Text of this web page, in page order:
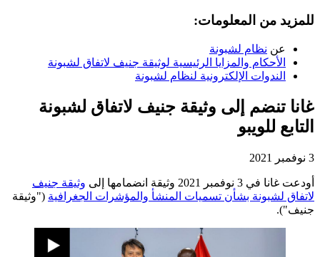
للمزيد من المعلومات:
عن نظام لشبونة
الأحكام والمزايا الرئيسية لوثيقة جنيف لاتفاق لشبونة
الندوات الإلكترونية لنظام لشبونة
غانا تنضم إلى وثيقة جنيف لاتفاق لشبونة
التابع للويبو
3 نوفمبر 2021
أودعت غانا في 3 نوفمبر 2021 وثيقة انضمامها إلى
وثيقة جنيف
لاتفاق لشبونة بشأن تسميات المنشأ والمؤشرات الجغرافية ("وثيقة
جنيف").